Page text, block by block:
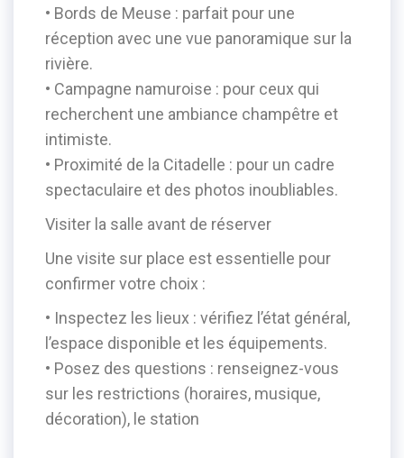
• Bords de Meuse : parfait pour une
réception avec une vue panoramique sur la
rivière.
• Campagne namuroise : pour ceux qui
recherchent une ambiance champêtre et
intimiste.
• Proximité de la Citadelle : pour un cadre
spectaculaire et des photos inoubliables.
Visiter la salle avant de réserver
Une visite sur place est essentielle pour
confirmer votre choix :
• Inspectez les lieux : vérifiez l’état général,
l’espace disponible et les équipements.
• Posez des questions : renseignez-vous
sur les restrictions (horaires, musique,
décoration), le station